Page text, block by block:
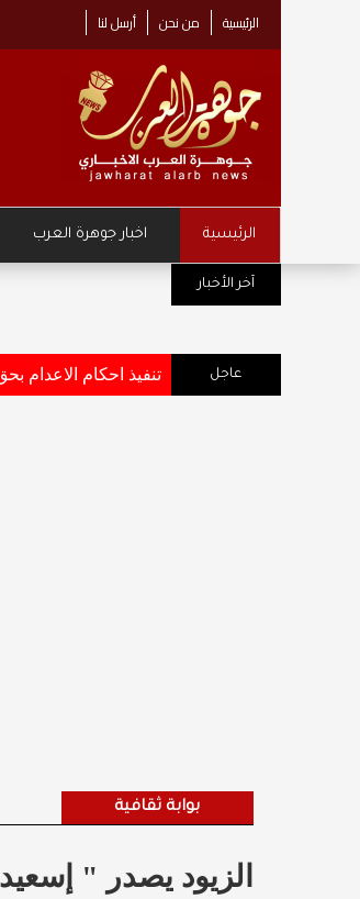
الرئيسية من نحن أرسل لنا
الرئيسية اخبار جوهرة العرب
آخر الأخبار
عاجل تنفيذ احكام الاعدام بحق (6) مُدانين بقضايا أفضت إلى استشهاد وإصابة عدد من مرتبات القوات المسلحة والاجهزة الامنية ..
بوابة ثقافية
الزيود يصدر "